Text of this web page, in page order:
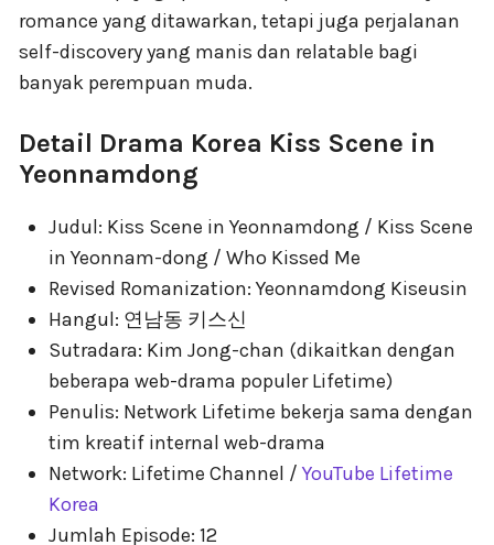
romance yang ditawarkan, tetapi juga perjalanan
self-discovery yang manis dan relatable bagi
banyak perempuan muda.
Detail Drama Korea Kiss Scene in
Yeonnamdong
Judul: Kiss Scene in Yeonnamdong / Kiss Scene
in Yeonnam-dong / Who Kissed Me
Revised Romanization: Yeonnamdong Kiseusin
Hangul: 연남동 키스신
Sutradara: Kim Jong-chan (dikaitkan dengan
beberapa web-drama populer Lifetime)
Penulis: Network Lifetime bekerja sama dengan
tim kreatif internal web-drama
Network: Lifetime Channel / YouTube Lifetime
Korea
Jumlah Episode: 12